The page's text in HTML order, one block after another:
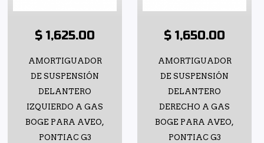
$ 1,625.00
AMORTIGUADOR
DE SUSPENSIÓN
DELANTERO
IZQUIERDO A GAS
BOGE PARA AVEO,
PONTIAC G3
$ 1,650.00
AMORTIGUADOR
DE SUSPENSIÓN
DELANTERO
DERECHO A GAS
BOGE PARA AVEO,
PONTIAC G3